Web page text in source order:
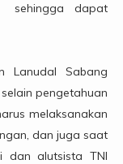
sehingga dapat
Lanudal Sabang
pengetahuan
melaksanakan
dan juga saat
dan alutsista TNI